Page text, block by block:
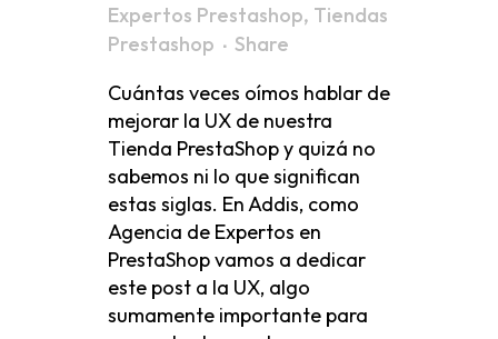
Expertos Prestashop, Tiendas
Prestashop
Share
Cuántas veces oímos hablar de
mejorar la UX de nuestra
Tienda PrestaShop y quizá no
sabemos ni lo que significan
estas siglas. En Addis, como
Agencia de Expertos en
PrestaShop vamos a dedicar
este post a la UX, algo
sumamente importante para